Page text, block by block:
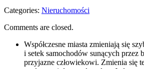
Categories: Nieruchomości
Comments are closed.
Współczesne miasta zmieniają się
i setek samochodów sunących przez
przyjazne człowiekowi. Zmienia się